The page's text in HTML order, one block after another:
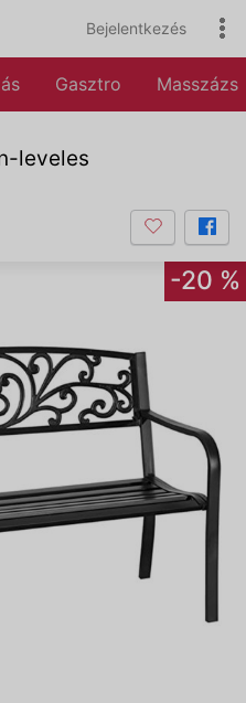
Bejelentkezés
Gasztro Masszázs
leveles
-20 %